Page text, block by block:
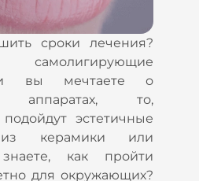
сроки лечения?
вы мечтаете о
аппаратах, то,
эстетичные
из керамики или
как пройти
для окружающих?